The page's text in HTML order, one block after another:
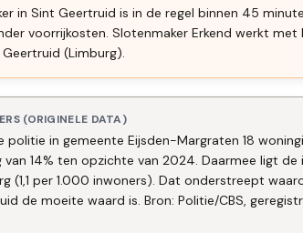
in Sint Geertruid is in de regel binnen 45
voorrijkosten. Slotenmaker Erkend werkt met
(Limburg).
(ORIGINELE DATA)
in gemeente Eijsden-Margraten 18
14% ten opzichte van 2024. Daarmee ligt
(1,1 per 1.000 inwoners). Dat onderstreept
de moeite waard is. Bron: Politie/CBS,